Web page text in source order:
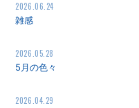
2026.06.24
雑感
2026.05.28
5月の色々
2026.04.29